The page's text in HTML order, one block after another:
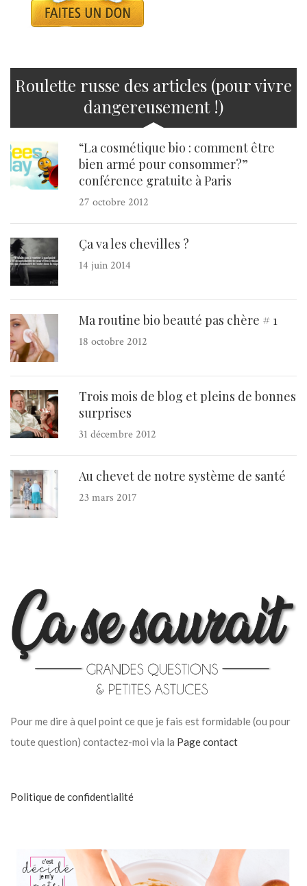
Roulette russe des articles (pour vivre
dangereusement !)
“La cosmétique bio : comment être
bien armé pour consommer?”
conférence gratuite à Paris
27 octobre 2012
Ça va les chevilles ?
14 juin 2014
Ma routine bio beauté pas chère # 1
18 octobre 2012
Trois mois de blog et pleins de bonnes
surprises
31 décembre 2012
Au chevet de notre système de santé
23 mars 2017
Pour me dire à quel point ce que je fais est formidable (ou pour
toute question) contactez-moi via la Page contact
Politique de confidentialité